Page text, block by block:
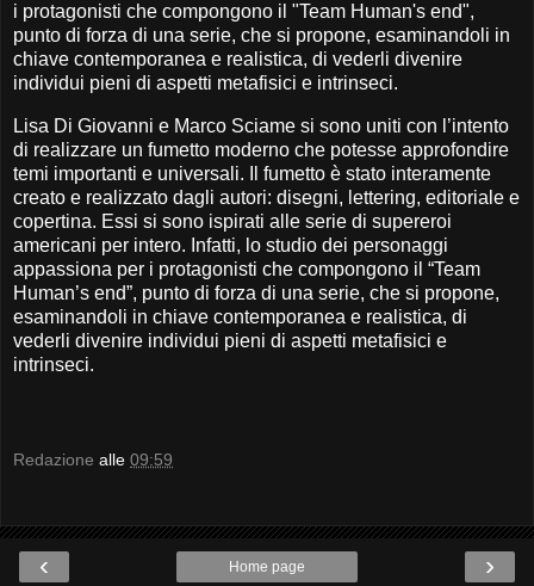
i protagonisti che compongono il "Team Human's end",
punto di forza di una serie, che si propone, esaminandoli in
chiave contemporanea e realistica, di vederli divenire
individui pieni di aspetti metafisici e intrinseci.
Lisa Di Giovanni e Marco Sciame si sono uniti con l’intento
di realizzare un fumetto moderno che potesse approfondire
temi importanti e universali. Il fumetto è stato interamente
creato e realizzato dagli autori: disegni, lettering, editoriale e
copertina. Essi si sono ispirati alle serie di supereroi
americani per intero. Infatti, lo studio dei personaggi
appassiona per i protagonisti che compongono il “Team
Human’s end”, punto di forza di una serie, che si propone,
esaminandoli in chiave contemporanea e realistica, di
vederli divenire individui pieni di aspetti metafisici e
intrinseci.
Redazione alle 09:59
‹ ›
Home page